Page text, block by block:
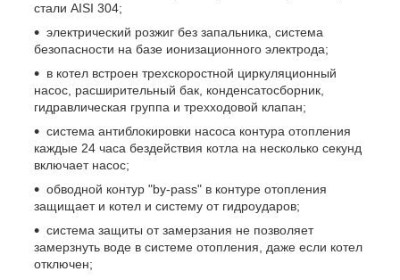
стали AISI 304;
электрический розжиг без запальника, система
безопасности на базе ионизационного электрода;
в котел встроен трехскоростной циркуляционный
насос, расширительный бак, конденсатосборник,
гидравлическая группа и трехходовой клапан;
система антиблокировки насоса контура отопления
каждые 24 часа бездействия котла на несколько секунд
включает насос;
обводной контур "by-pass" в контуре отопления
защищает и котел и систему от гидроударов;
система защиты от замерзания не позволяет
замерзнуть воде в системе отопления, даже если котел
отключен;